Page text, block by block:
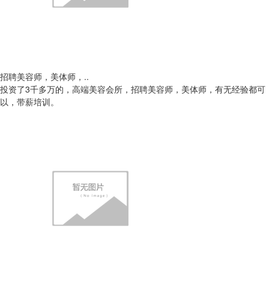
招聘美容师，美体师，..
投资了3千多万的，高端美容会所，招聘美容师，美体师，有无经验都可
以，带薪培训。